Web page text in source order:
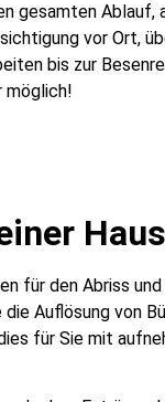
gesamten
vor Ort,
bis zur
möglich!
für den Abriss
die Auflösung von
für Sie mit